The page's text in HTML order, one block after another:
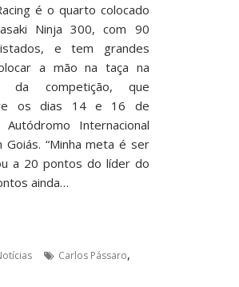
é o quarto colocado
Ninja 300, com 90
e tem grandes
a mão na taça na
da competição, que
os dias 14 e 16 de
Internacional
Goiás. “Minha meta é ser
a 20 pontos do líder do
ainda…
Carlos Pássaro,